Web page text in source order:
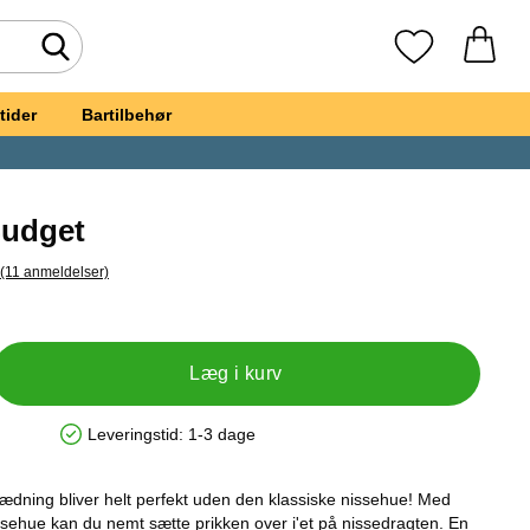
Foretag søgning Mine favoritter
Bartilbehør
Spring til alle anmeldelser
(11 anmeldelser)
Læg i kurv
Produkttilgængelighed: På lager
Leveringstid: 1-3 dage
bliver helt perfekt uden den klassiske nissehue! Med
kan du nemt sætte prikken over i'et på nissedragten. En